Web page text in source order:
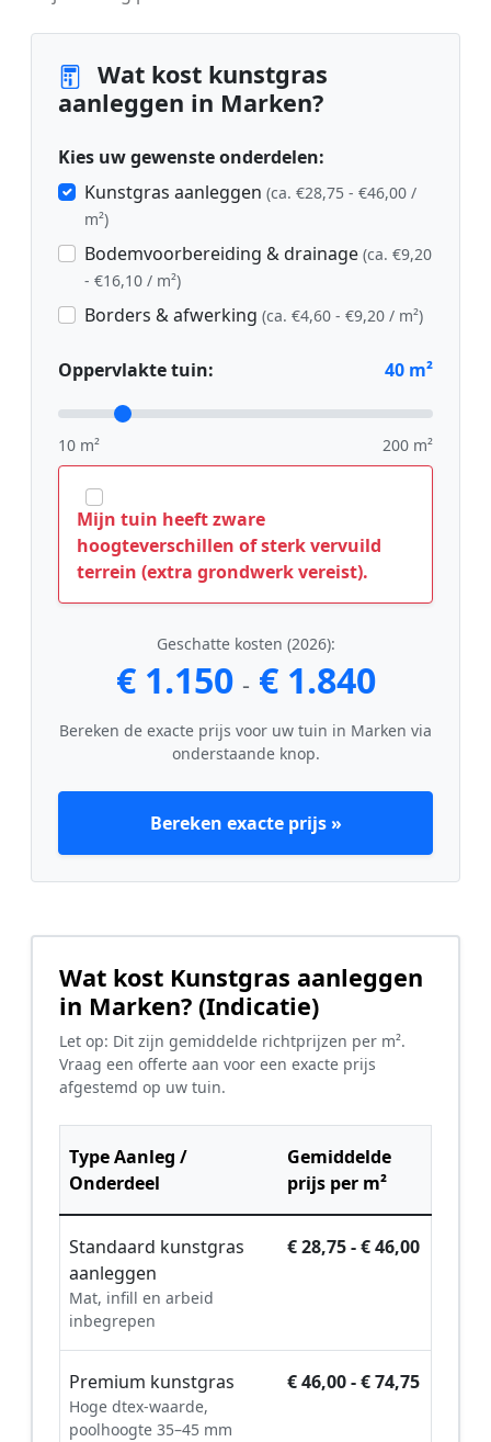
Wat kost kunstgras
aanleggen in Marken?
Kies uw gewenste onderdelen:
Kunstgras aanleggen (ca. €28,75 - €46,00 /
m²)
Bodemvoorbereiding & drainage (ca. €9,20
- €16,10 / m²)
Borders & afwerking (ca. €4,60 - €9,20 / m²)
Oppervlakte tuin: 40 m²
10 m² 200 m²
Mijn tuin heeft zware
hoogteverschillen of sterk vervuild
terrein (extra grondwerk vereist).
Geschatte kosten (2026):
€ 1.150 - € 1.840
Bereken de exacte prijs voor uw tuin in Marken via
onderstaande knop.
Bereken exacte prijs »
Wat kost Kunstgras aanleggen
in Marken? (Indicatie)
Let op: Dit zijn gemiddelde richtprijzen per m².
Vraag een offerte aan voor een exacte prijs
afgestemd op uw tuin.
Type Aanleg /
Onderdeel
Gemiddelde
prijs per m²
Standaard kunstgras
aanleggen
Mat, infill en arbeid
inbegrepen
€ 28,75 - € 46,00
Premium kunstgras
Hoge dtex-waarde,
poolhoogte 35–45 mm
€ 46,00 - € 74,75